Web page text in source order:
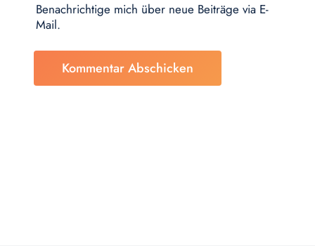
Benachrichtige mich über neue Beiträge via E-
Mail.